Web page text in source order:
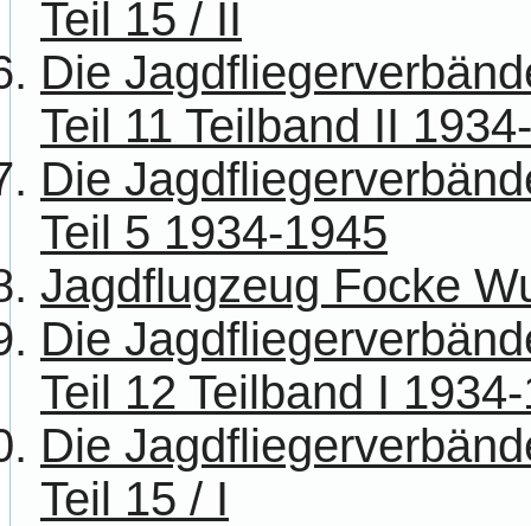
Teil 15 / II
Die
Teil 11 Teilband II
Die
Teil 5 1934-1945
Jagdflugzeug Focke
Die
Teil 12 Teilband I
Die
Teil 15 / I